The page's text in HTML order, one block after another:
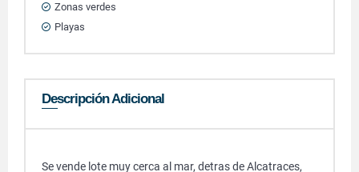
Zonas verdes
Playas
Descripción Adicional
Se vende lote muy cerca al mar, detras de Alcatraces,